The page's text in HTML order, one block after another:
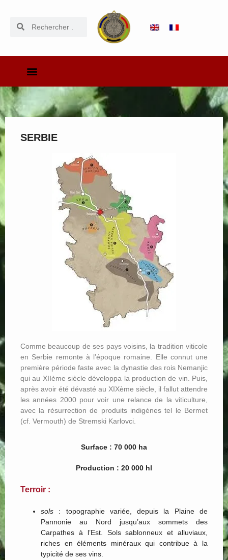
SERBIE
Comme beaucoup de ses pays voisins, la tradition viticole
en Serbie remonte à l’époque romaine. Elle connut une
première période faste avec la dynastie des rois Nemanjic
qui au XIIème siècle développa la production de vin. Puis,
après avoir été dévasté au XIXème siècle, il fallut attendre
les années 2000 pour voir une relance de la viticulture,
avec la résurrection de produits indigènes tel le Bermet
(cf. Vermouth) de Stremski Karlovci.
Surface : 70 000 ha
Production : 20 000 hl
Terroir :
sols : topographie variée, depuis la Plaine de
Pannonie au Nord jusqu’aux sommets des
Carpathes à l’Est. Sols sablonneux et alluviaux,
riches en éléments minéraux qui contribue à la
typicité de ses vins.